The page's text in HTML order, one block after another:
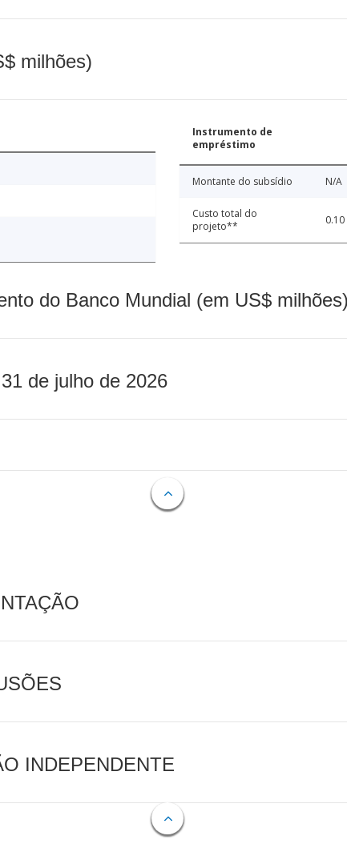
milhões)
Instrumento de
empréstimo
Montante do subsídio N/A
Custo total do
projeto**
0.10
do Banco Mundial (em US$
de julho de 2026
INDEPENDENTE